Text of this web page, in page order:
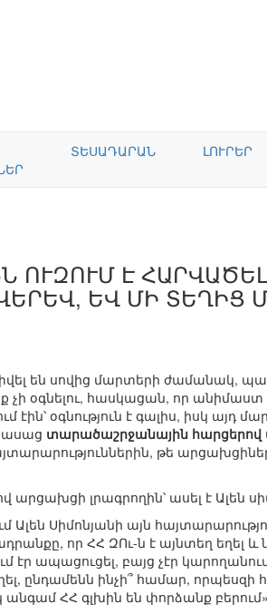
ՏԵՍԱԴԱՐԱՆ ԼՈՒՐԵՐ
ՈՒԶՈՒՄ Է
ԵՎ ՄԻ ՏԵՂԻՑ
են սովից մարտերի ժամանակ,
չի օգնելու, հասկացան, որ
էին՝ օգնություն է գալիս, իսկ այդ
ասաց տարածաշրջանային
թե
արցախցի լրագրողին՝ ասել է Ալեն
Սիմոնյանի այն
որ ՀՀ ԶՈւ-ն է այնտեղ եղել
էր ապացուցել, բայց չէր
ընդամենն ինչի՞ համար,
ՀՀ գլխին են փորձանք